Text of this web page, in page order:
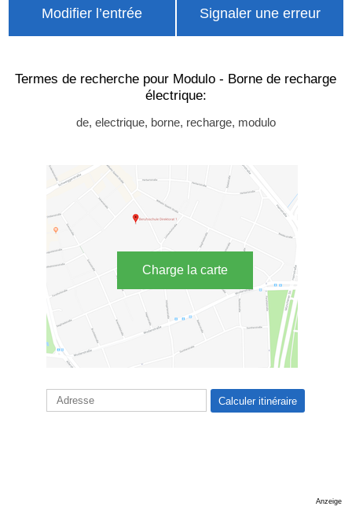
Modifier l’entrée Signaler une erreur
Termes de recherche pour Modulo - Borne de recharge
électrique:
de, electrique, borne, recharge, modulo
Charge la carte
Anzeige